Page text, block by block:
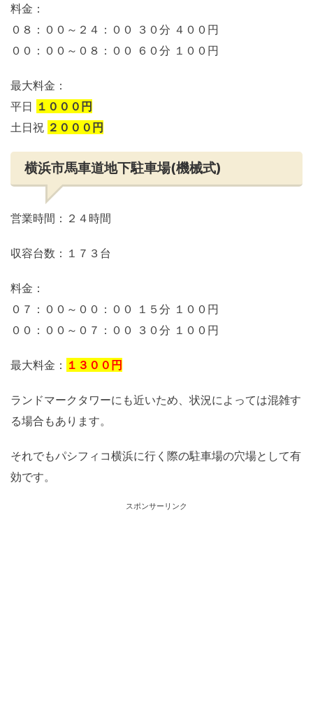
料金：
０８：００～２４：００ ３０分 ４００円
００：００～０８：００ ６０分 １００円
最大料金：
平日 １０００円
土日祝 ２０００円
横浜市馬車道地下駐車場(機械式)
営業時間：２４時間
収容台数：１７３台
料金：
０７：００～００：００ １５分 １００円
００：００～０７：００ ３０分 １００円
最大料金： １３００円
ランドマークタワーにも近いため、状況によっては混雑す
る場合もあります。
それでもパシフィコ横浜に行く際の駐車場の穴場として有
効です。
スポンサーリンク